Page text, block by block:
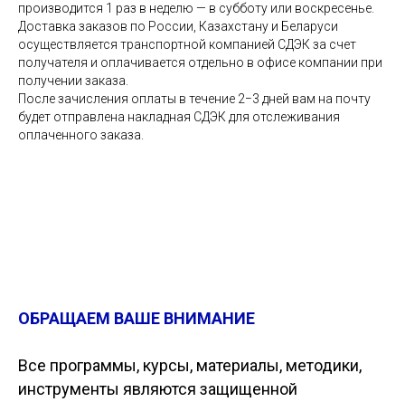
производится 1 раз в неделю — в субботу или воскресенье.
Доставка заказов по России, Казахстану и Беларуси
осуществляется транспортной компанией СДЭК за счет
получателя и оплачивается отдельно в офисе компании при
получении заказа.
После зачисления оплаты в течение 2−3 дней вам на почту
будет отправлена накладная СДЭК для отслеживания
оплаченного заказа.
ОБРАЩАЕМ ВАШЕ ВНИМАНИЕ
Все программы, курсы, материалы, методики,
инструменты являются защищенной